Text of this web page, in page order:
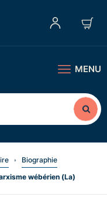
MENU
Biographie
wébérien (La)